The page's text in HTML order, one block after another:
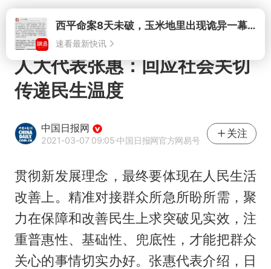
打开西平命案8天未破，玉米地里出现诡异一幕，我突然想起了欧金中
速看最新快讯
人大代表张惠：回应社会关切
传递民生温度
中国日报网
2021-03-07 09:05·中国日报网官方网易号
关注
贯彻新发展理念，最终要体现在人民生活
改善上。精准对接群众所急所盼所需，聚
力在保障和改善民生上求突破见实效，注
重普惠性、基础性、兜底性，才能把群众
关心的事情切实办好。张惠代表介绍，日